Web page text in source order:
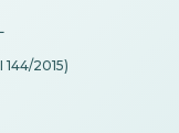
144/2015)